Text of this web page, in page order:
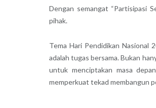
Dengan semangat “Partisipasi
pihak.
Tema Hari Pendidikan Nasional
adalah tugas bersama. Bukan
untuk menciptakan masa
memperkuat tekad membangun